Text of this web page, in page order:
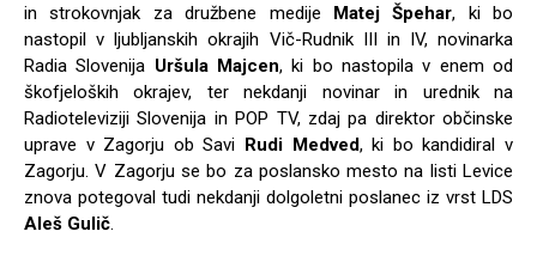
in strokovnjak za družbene medije
Matej Špehar, ki bo
nastopil v ljubljanskih okrajih Vič-Rudnik III in IV, novinarka
Radia Slovenija Uršula Majcen, ki bo nastopila v enem od
škofjeloških okrajev, ter nekdanji novinar in urednik na
Radioteleviziji Slovenija in POP TV, zdaj pa direktor občinske
uprave v Zagorju ob Savi
Rudi Medved, ki bo kandidiral v
Zagorju. V Zagorju se bo za poslansko mesto na listi Levice
znova potegoval tudi nekdanji dolgoletni poslanec iz vrst LDS
Aleš Gulič.